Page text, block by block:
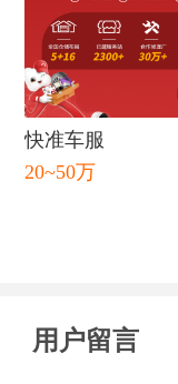
快准车服
20~50万
用户留言